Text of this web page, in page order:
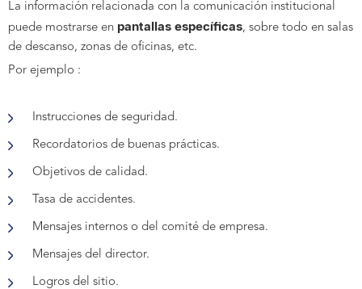
La información relacionada con la comunicación institucional
puede mostrarse en pantallas específicas, sobre todo en salas
de descanso, zonas de oficinas, etc.
Por ejemplo :
Instrucciones de seguridad.
Recordatorios de buenas prácticas.
Objetivos de calidad.
Tasa de accidentes.
Mensajes internos o del comité de empresa.
Mensajes del director.
Logros del sitio.